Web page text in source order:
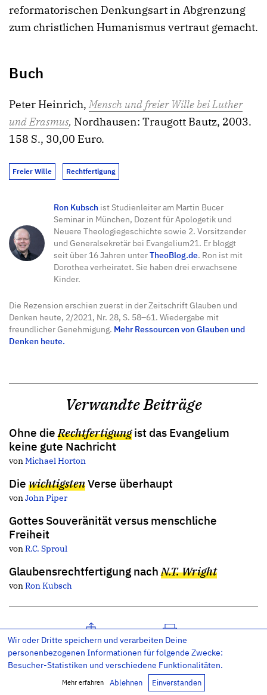
reformatorischen Denkungsart in Abgrenzung
zum christlichen Humanismus vertraut gemacht.
Buch
Peter Heinrich,Mensch und freier Wille bei Luther
und Erasmus, Nordhausen: Traugott Bautz, 2003.
158 S., 30,00 Euro.
Freier Wille Rechtfertigung
Ron Kubsch ist Studienleiter am Martin Bucer
Seminar in München, Dozent für Apologetik und
Neuere Theologiegeschichte sowie 2. Vorsitzender
und Generalsekretär bei Evangelium21. Er bloggt
seit über 16 Jahren unterTheoBlog.de. Ron ist mit
Dorothea verheiratet. Sie haben drei erwachsene
Kinder.
Die Rezension erschien zuerst in der Zeitschrift Glauben und
Denken heute, 2/2021, Nr. 28, S. 58–61. Wiedergabe mit
freundlicher Genehmigung. Mehr Ressourcen von Glauben und
Denken heute.
Verwandte Beiträge
Ohne dieRechtfertigungist das Evangelium
keine gute Nachricht
vonMichael Horton
Die wichtigstenVerse überhaupt
vonJohn Piper
Gottes Souveränität versus menschliche
Freiheit
vonR.C. Sproul
Glaubensrechtfertigung nachN.T. Wright
vonRon Kubsch
Artikel teilen Artikel drucken
Wir oder Dritte speichern und verarbeiten Deine
personenbezogenen Informationen für folgende Zwecke:
Besucher-Statistiken und verschiedene Funktionalitäten.
Mehr erfahren Ablehnen Einverstanden